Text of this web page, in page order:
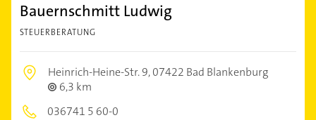
Bauernschmitt Ludwig
STEUERBERATUNG
Heinrich-Heine-Str. 9,07422 Bad Blankenburg
6,3 km
036741 5 60-0